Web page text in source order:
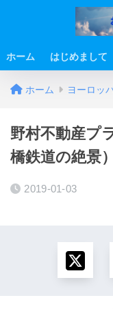
ホーム はじめまして
ホーム ヨーロッ
野村不動産プ
橋鉄道の絶景）
2019-01-03